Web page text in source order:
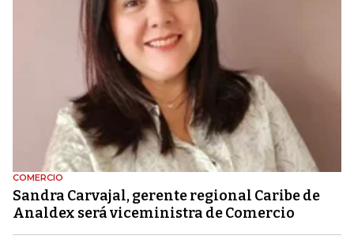
COMERCIO
Sandra Carvajal, gerente regional Caribe de
Analdex será viceministra de Comercio